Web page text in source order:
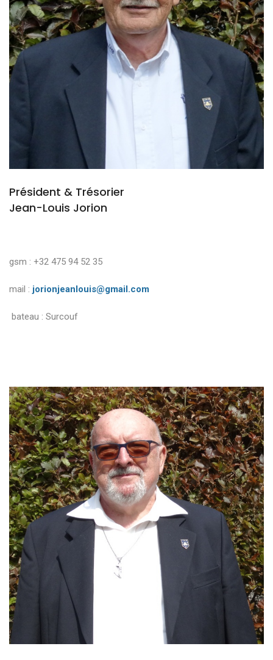
Président & Trésorier
Jean-Louis Jorion
gsm : +32 475 94 52 35
mail : jorionjeanlouis@gmail.com
bateau : Surcouf